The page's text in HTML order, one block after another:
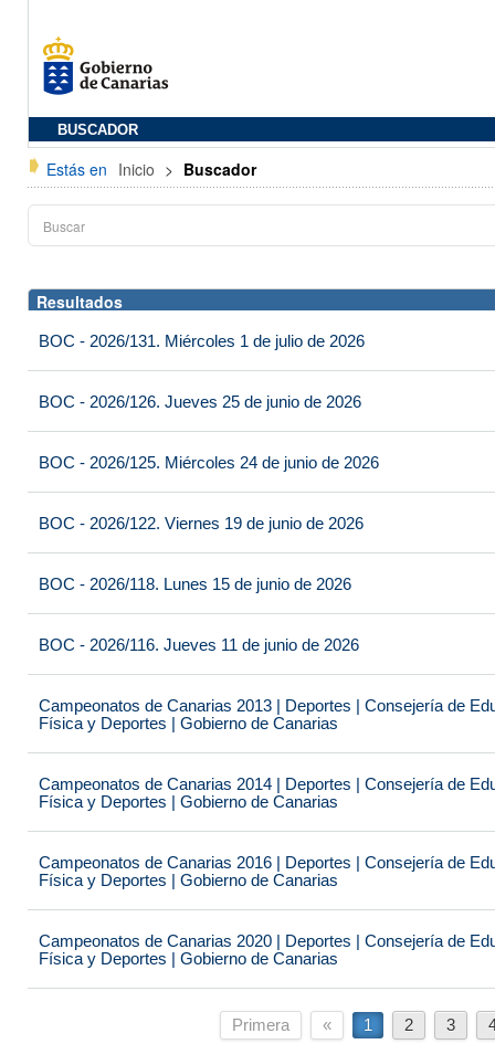
BUSCADOR
Estás en Inicio > Buscador
Resultados
BOC - 2026/131. Miércoles 1 de julio de 2026
BOC - 2026/126. Jueves 25 de junio de 2026
BOC - 2026/125. Miércoles 24 de junio de 2026
BOC - 2026/122. Viernes 19 de junio de 2026
BOC - 2026/118. Lunes 15 de junio de 2026
BOC - 2026/116. Jueves 11 de junio de 2026
Campeonatos de Canarias 2013 | Deportes | Consejería de
Física y Deportes | Gobierno de Canarias
Campeonatos de Canarias 2014 | Deportes | Consejería de
Física y Deportes | Gobierno de Canarias
Campeonatos de Canarias 2016 | Deportes | Consejería de
Física y Deportes | Gobierno de Canarias
Campeonatos de Canarias 2020 | Deportes | Consejería de
Física y Deportes | Gobierno de Canarias
Primera « 1 2 3